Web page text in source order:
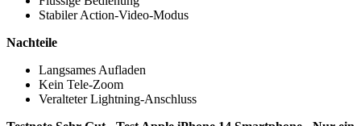
Stabiler Action-Video-Modus
Nachteile
Langsames Aufladen
Kein Tele-Zoom
Veralteter Lightning-Anschluss